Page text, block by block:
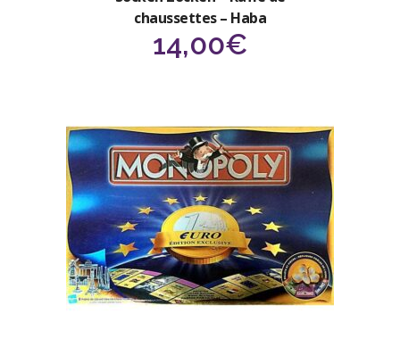
chaussettes – Haba
14,00€